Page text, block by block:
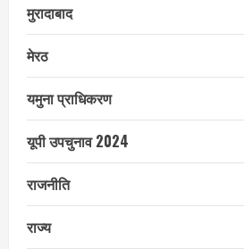
मुरादाबाद
मेरठ
यमुना प्राधिकरण
यूपी उपचुनाव 2024
राजनीति
राज्य